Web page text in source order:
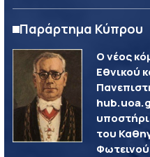
Παράρτημα Κύπρου
Ο νέος
Εθνικού
του